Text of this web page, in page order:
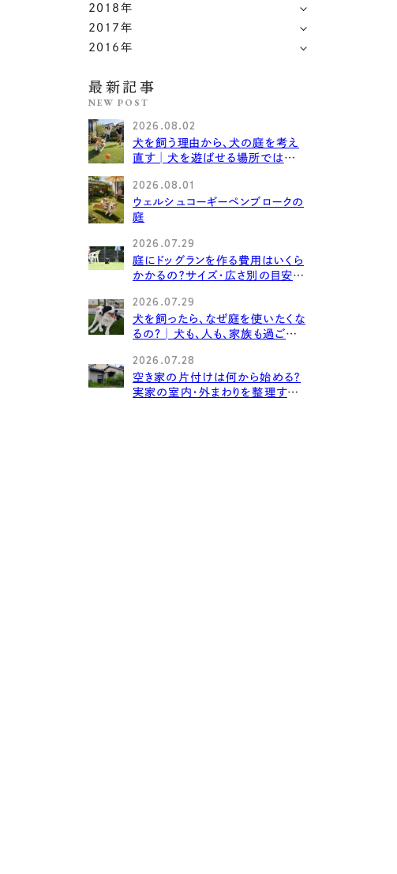
2018年
2017年
2016年
最新記事
NEW POST
2026.08.02
犬を飼う理由から、犬の庭を考え
直す│犬を遊ばせる場所ではな
へ
2026.08.01
ウェルシュコーギーペンブロークの
庭
2026.07.29
庭にドッグランを作る費用はいくら
かかるの？サイズ・広さ別の目安と
2026.07.29
犬を飼ったら、なぜ庭を使いたくな
るの?│犬も、人も、家族も過ごし
2026.07.28
空き家の片付けは何から始める？
実家の室内・外まわりを整理する